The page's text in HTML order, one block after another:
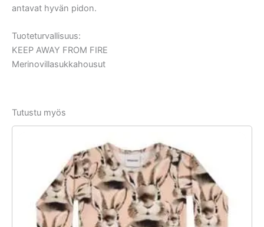
antavat hyvän pidon.
Tuoteturvallisuus:
KEEP AWAY FROM FIRE
Merinovillasukkahousut
Tutustu myös